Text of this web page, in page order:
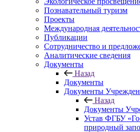
Познавательный туризм
Проекты
Международная
Публикации
Сотрудничество и
Аналитические сведения
Документы
Назад
Документы
Документы
Назад
Документы
Устав ФГБУ
природный